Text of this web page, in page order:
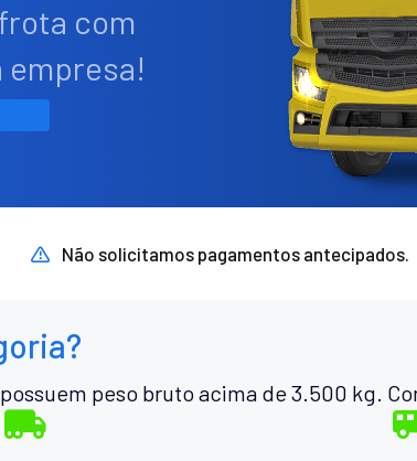
com
empresa!
Não solicitamos pagamentos antecipados.
peso bruto acima de 3.500 kg.